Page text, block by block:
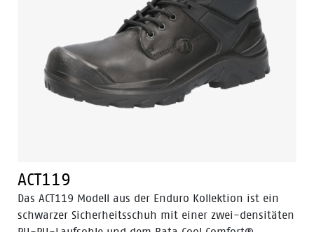
ACT119
Das ACT119 Modell aus der Enduro Kollektion ist ein
schwarzer Sicherheitsschuh mit einer zwei-densitäten
PU-PU-Laufsohle und dem Bata Cool Comfort®